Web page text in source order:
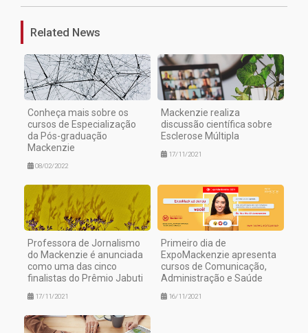
Related News
Conheça mais sobre os
cursos de Especialização
da Pós-graduação
Mackenzie
08/02/2022
Mackenzie realiza
discussão científica sobre
Esclerose Múltipla
17/11/2021
Professora de Jornalismo
do Mackenzie é anunciada
como uma das cinco
finalistas do Prêmio Jabuti
17/11/2021
Primeiro dia de
ExpoMackenzie apresenta
cursos de Comunicação,
Administração e Saúde
16/11/2021